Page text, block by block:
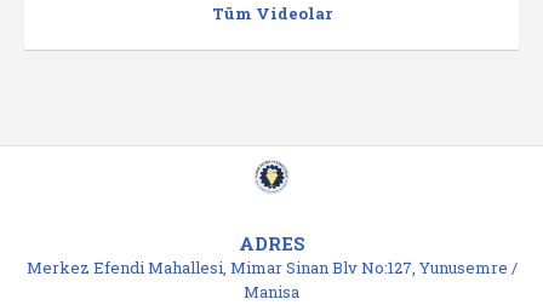
Tüm Videolar
ADRES
Merkez Efendi Mahallesi, Mimar Sinan Blv No:127, Yunusemre /
Manisa